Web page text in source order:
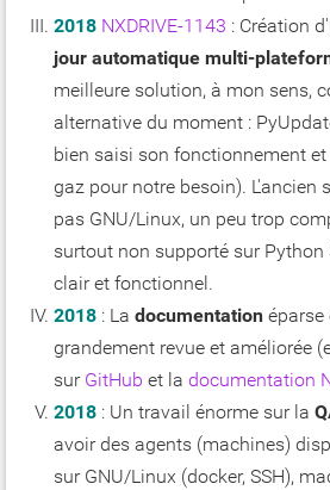
2018 NXDRIVE-1143 : Création
jour automatique multi-
meilleure solution, à mon sens,
alternative du moment :
bien saisi son fonctionnement
gaz pour notre besoin). L'ancien
pas GNU/Linux, un peu trop
surtout non supporté sur Python
clair et fonctionnel.
2018 : La documentation éparse
grandement revue et améliorée
sur GitHub et la documentation
2018 : Un travail énorme sur la
avoir des agents (machines)
sur GNU/Linux (docker, SSH),